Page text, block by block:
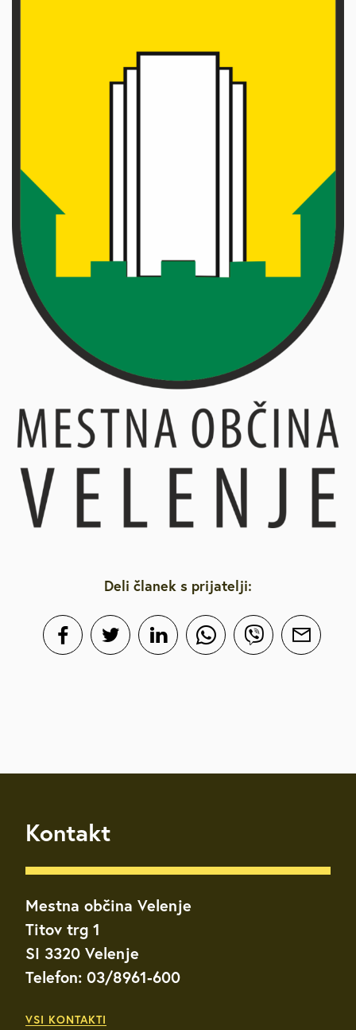
Deli članek s prijatelji:
Kontakt
Mestna občina Velenje
Titov trg 1
SI 3320 Velenje
Telefon: 03/8961-600
VSI KONTAKTI